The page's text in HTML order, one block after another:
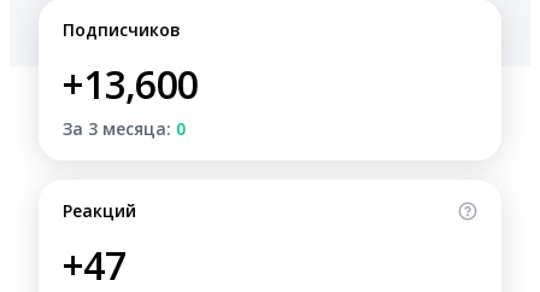
Подписчиков
+13,600
За 3 месяца: 0
Реакций
+47